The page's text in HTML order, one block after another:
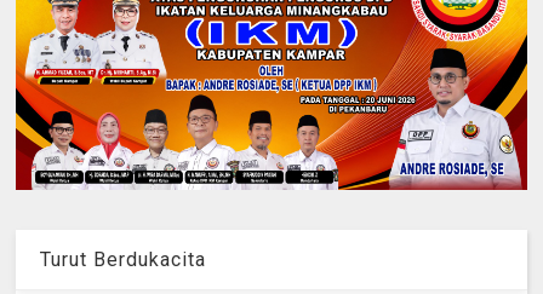
Turut Berdukacita